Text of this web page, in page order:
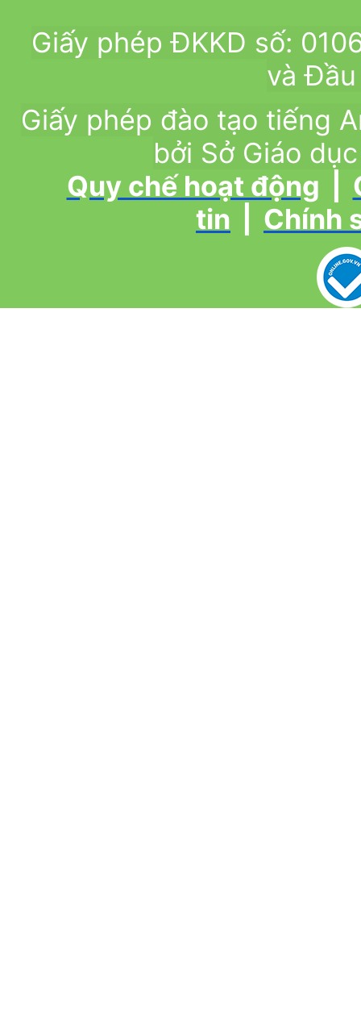
Giấy phép ĐKKD số:
và
Giấy phép đào tạo tiếng
bởi Sở Giáo
Quy chế hoạt động
tin
Chính